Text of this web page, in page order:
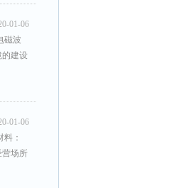
01-06
磁波
的建设
01-06
：
场所